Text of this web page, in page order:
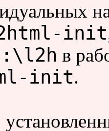
init
в
init.